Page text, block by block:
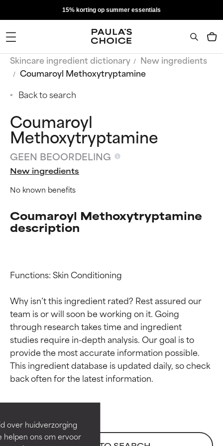
over huidverzorging
helpen ons om ervoor
15% korting op summer essentials
Skincare ingredient dictionary
New ingredients
Coumaroyl Methoxytryptamine
Back to search
Coumaroyl
Methoxytryptamine
GEEN BEOORDELING
New ingredients
No known benefits
Coumaroyl Methoxytryptamine
description
Functions: Skin Conditioning
Why isn’t this ingredient rated? Rest assured our
team is or will soon be working on it. Going
through research takes time and ingredient
studies require in-depth analysis. Our goal is to
provide the most accurate information possible.
This ingredient database is updated daily, so check
Beoordelingen van
ingrediënten
Bewezen en ondersteund door
onafhankelijk onderzoek.
Beoordelingen van
ingrediënten
Bewezen en ondersteund door
onafhankelijk onderzoek.